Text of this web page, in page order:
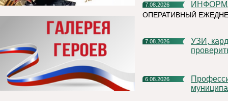
7.08.2026
ОПЕРАТИВНЫЙ
7.08.2026
УЗИ, кардиочек-ап и флюорограф: что можно успеть
6.08.2026
Профессиональное развитие в цифровом университете